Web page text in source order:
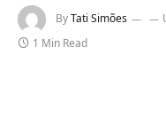
ByTati Simões
1 Min Read